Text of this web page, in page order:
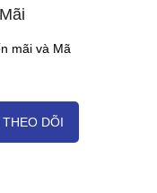
mãi và Mã
THEO DÕI